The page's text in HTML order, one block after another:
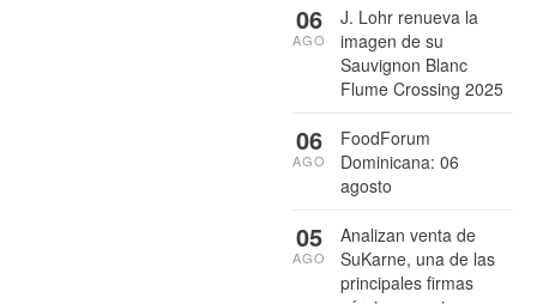
J. Lohr renueva la
imagen de su
Sauvignon Blanc
Flume Crossing 2025
06
AGO
FoodForum
Dominicana: 06
agosto
06
AGO
Analizan venta de
SuKarne, una de las
principales firmas
05
AGO